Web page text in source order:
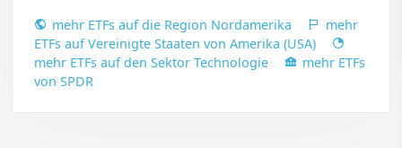
mehr ETFs auf die Region Nordamerika
mehr
ETFs auf Vereinigte Staaten von Amerika (USA)
mehr ETFs auf den Sektor Technologie
mehr ETFs
von SPDR